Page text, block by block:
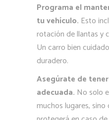
Programa el
tu vehículo. Esto
rotación de llantas y
Un carro bien
duradero.
Asegúrate de
adecuada. No solo
muchos lugares,